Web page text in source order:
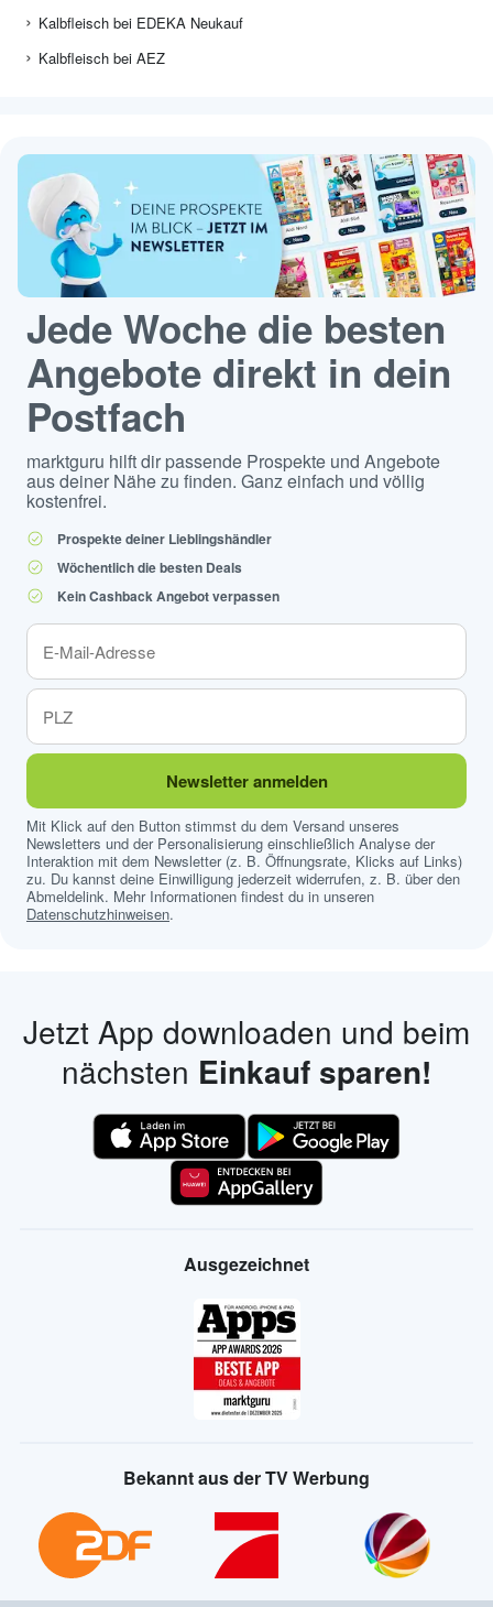
Kalbfleisch bei EDEKA Neukauf
Kalbfleisch bei AEZ
Jede Woche die besten
Angebote direkt in dein
Postfach
marktguru hilft dir passende Prospekte und Angebote
aus deiner Nähe zu finden. Ganz einfach und völlig
kostenfrei.
Prospekte deiner Lieblingshändler
Wöchentlich die besten Deals
Kein Cashback Angebot verpassen
Newsletter anmelden
Mit Klick auf den Button stimmst du dem Versand unseres
Newsletters und der Personalisierung einschließlich Analyse der
Interaktion mit dem Newsletter (z. B. Öffnungsrate, Klicks auf Links)
zu. Du kannst deine Einwilligung jederzeit widerrufen, z. B. über den
Abmeldelink. Mehr Informationen findest du in unseren
Datenschutzhinweisen.
Jetzt App downloaden und beim
nächsten Einkauf sparen!
Ausgezeichnet
Bekannt aus der TV Werbung